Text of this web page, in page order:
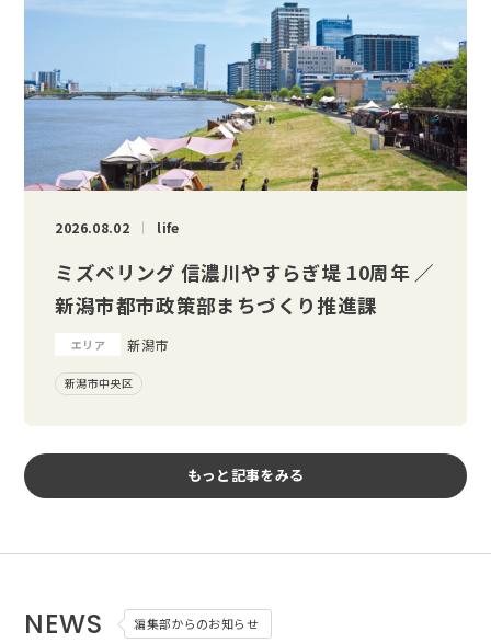
2026.08.02 life
ミズベリング 信濃川やすらぎ堤 10周年 ／
新潟市都市政策部まちづくり推進課
エリア 新潟市
新潟市中央区
もっと記事をみる
NEWS 編集部からのお知らせ